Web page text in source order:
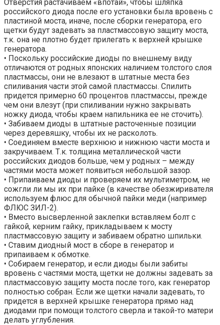
Отверстия растачиваем «впотай», чтобы шляпка
российского диода после его установки была вровень с
пластиной моста, иначе, после сборки генератора, его
щетки будут задевать за пластмассовую защиту моста,
т.к. она не плотно будет прилегать к верхней крышке
генератора.
• Поскольку российские диоды по внешнему виду
отличаются от родных японских наличием толстого слоя
пластмассы, они не влезают в штатные места без
спиливания части этой самой пластмассы. Спилить
придется примерно 60 процентов пластмассы, прежде
чем они влезут (при спиливании нужно закрывать
ножку диода, чтобы краем напильника ее не сточить).
• Забиваем диоды в штатные расточенные позиции
через деревяшку, чтобы их не расколоть.
• Соединяем вместе верхнюю и нижнюю части моста и
закручиваем. Т.к. толщина металлической части
российских диодов больше, чем у родных – между
частями моста может появиться небольшой зазор.
• Припаиваем диоды и проверяем их мультиметром, не
сожгли ли мы их при пайке (в качестве обезжиривателя
используем флюс для обычной пайки меди (например
ФЛЮС ЗИЛ-2).
• Вместо высверленной заклепки вставляем болт с
гайкой, керним гайку, прикладываем к мосту
пластмассовую защиту и забиваем обратно шпильки.
• Ставим диодный мост в сборе в генератор и
припаиваем к обмотке.
• Собираем генератор, и если диоды были забиты
вровень с частями моста, щетки не должны задевать за
пластмассовую защиту моста после того, как генератор
полностью собран. Если же щетки начали задевать, то
придется в верхней крышке генератора прямо над
диодами при помощи толстого сверла и такой-то матери
делать углубления.